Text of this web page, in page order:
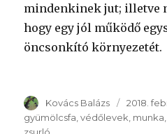
mindenkinek jut; illetve
hogy egy jól működő
öncsonkító környezetét.
Szerző
Kovács Balázs 2018.
gyümölcsfa védőlevek munka